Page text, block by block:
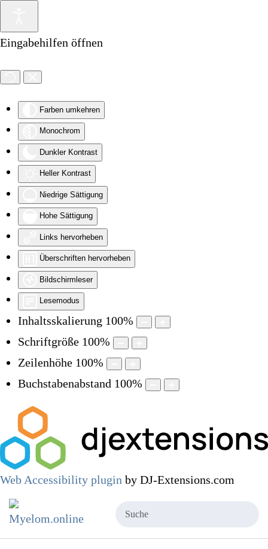
Eingabehilfen öffnen
Farben umkehren
Monochrom
Dunkler Kontrast
Heller Kontrast
Niedrige Sättigung
Hohe Sättigung
Links hervorheben
Überschriften hervorheben
Bildschirmleser
Lesemodus
Inhaltsskalierung 100%
Schriftgröße 100%
Zeilenhöhe 100%
Buchstabenabstand 100%
Web Accessibility plugin by DJ-Extensions.com
Zum Hauptinhalt springen